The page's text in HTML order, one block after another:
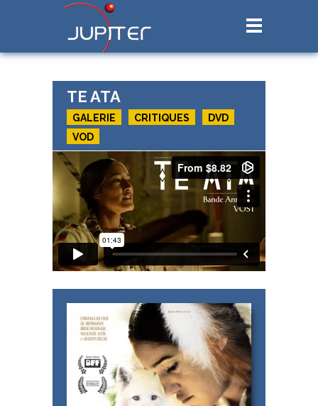
TE ATA
GALERIE CRITIQUES
DVD
VOD